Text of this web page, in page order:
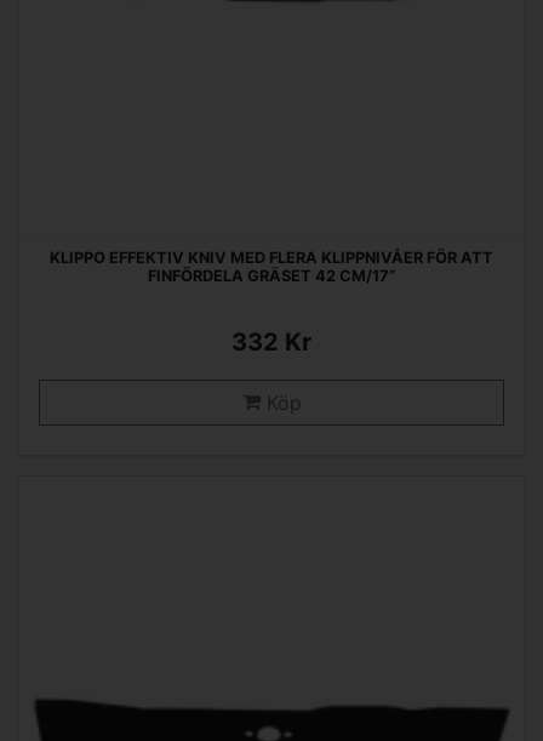
KLIPPO EFFEKTIV KNIV MED FLERA KLIPPNIVÅER FÖR ATT
FINFÖRDELA GRÄSET 42 CM/17”
332 Kr
Köp